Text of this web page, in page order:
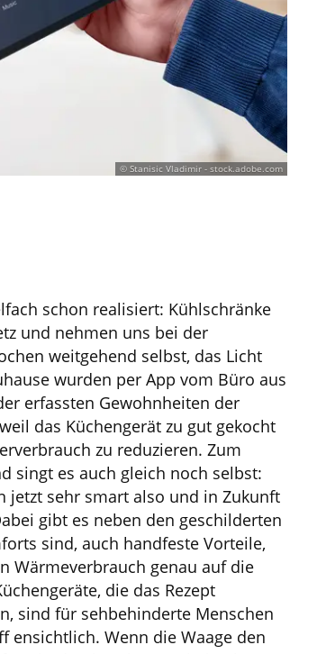
© Stanisic Vladimir - stock.adobe.com
schon realisiert: Kühlschränke
und nehmen uns bei der
weitgehend selbst, das Licht
wurden per App vom Büro aus
erfassten Gewohnheiten der
das Küchengerät zu gut gekocht
zu reduzieren. Zum
singt es auch gleich noch selbst:
jetzt sehr smart also und in Zukunft
gibt es neben den geschilderten
sind, auch handfeste Vorteile,
Wärmeverbrauch genau auf die
die das Rezept
sind für sehbehinderte Menschen
ensichtlich. Wenn die Waage den